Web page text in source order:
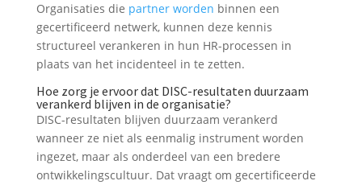
Organisaties die partner worden binnen een
gecertificeerd netwerk, kunnen deze kennis
structureel verankeren in hun HR-processen in
plaats van het incidenteel in te zetten.
Hoe zorg je ervoor dat DISC-resultaten duurzaam
verankerd blijven in de organisatie?
DISC-resultaten blijven duurzaam verankerd
wanneer ze niet als eenmalig instrument worden
ingezet, maar als onderdeel van een bredere
ontwikkelingscultuur. Dat vraagt om gecertificeerde